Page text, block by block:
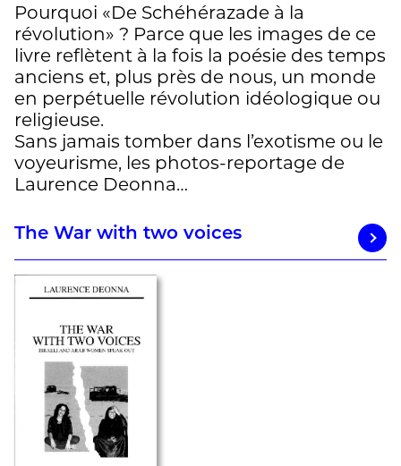
Pourquoi «De Schéhérazade à la
révolution» ? Parce que les images de ce
livre reflètent à la fois la poésie des temps
anciens et, plus près de nous, un monde
en perpétuelle révolution idéologique ou
religieuse.
Sans jamais tomber dans l’exotisme ou le
voyeurisme, les photos-reportage de
Laurence Deonna…
The War with two voices